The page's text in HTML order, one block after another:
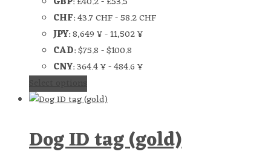
CHF:43.7 CHF-58.2 CHF
JPY:8,649 ¥-11,502 ¥
CAD:$75.8-$100.8
CNY:364.4 ¥-484.6 ¥
Dog ID tag (gold)